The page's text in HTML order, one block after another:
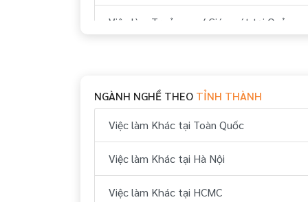
Việc làm Trưởng ca/ Giám sát tại Quảng
Ninh
Việc làm Đào tạo viên tại Quảng Ninh
Việc làm Trợ lý, thư ký tại Quảng Ninh
Việc làm Nhân viên tại Quảng Ninh
NGÀNH NGHỀ THEO TỈNH THÀNH
Việc làm Khác tại Toàn Quốc
Việc làm Khác tại Hà Nội
Việc làm Khác tại HCMC